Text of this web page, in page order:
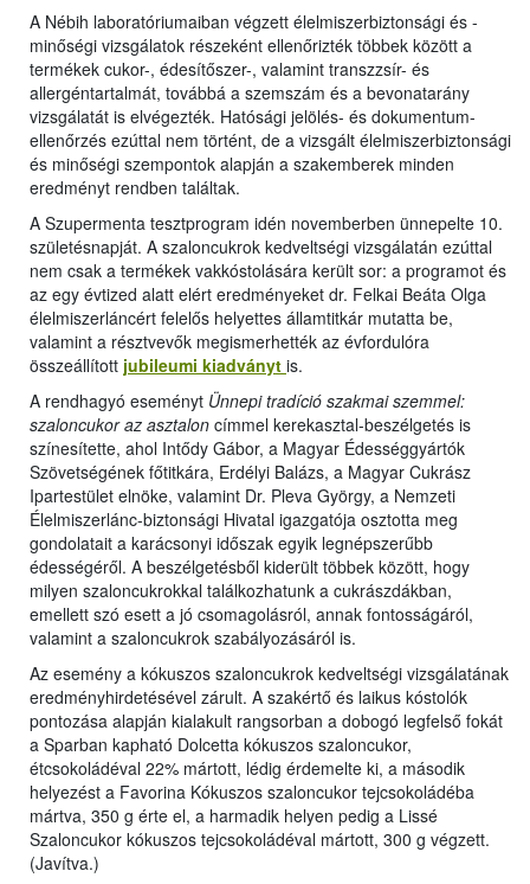
A Nébih laboratóriumaiban végzett élelmiszerbiztonsági és -
minőségi vizsgálatok részeként ellenőrizték többek között a
termékek cukor-, édesítőszer-, valamint transzzsír- és
allergéntartalmát, továbbá a szemszám és a bevonatarány
vizsgálatát is elvégezték. Hatósági jelölés- és dokumentum-
ellenőrzés ezúttal nem történt, de a vizsgált élelmiszerbiztonsági
és minőségi szempontok alapján a szakemberek minden
eredményt rendben találtak.
A Szupermenta tesztprogram idén novemberben ünnepelte 10.
születésnapját. A szaloncukrok kedveltségi vizsgálatán ezúttal
nem csak a termékek vakkóstolására került sor: a programot és
az egy évtized alatt elért eredményeket dr. Felkai Beáta Olga
élelmiszerláncért felelős helyettes államtitkár mutatta be,
valamint a résztvevők megismerhették az évfordulóra
összeállított jubileumi kiadványt is.
A rendhagyó eseményt Ünnepi tradíció szakmai szemmel:
szaloncukor az asztalon címmel kerekasztal-beszélgetés is
színesítette, ahol Intődy Gábor, a Magyar Édességgyártók
Szövetségének főtitkára, Erdélyi Balázs, a Magyar Cukrász
Ipartestület elnöke, valamint Dr. Pleva György, a Nemzeti
Élelmiszerlánc-biztonsági Hivatal igazgatója osztotta meg
gondolatait a karácsonyi időszak egyik legnépszerűbb
édességéről. A beszélgetésből kiderült többek között, hogy
milyen szaloncukrokkal találkozhatunk a cukrászdákban,
emellett szó esett a jó csomagolásról, annak fontosságáról,
valamint a szaloncukrok szabályozásáról is.
Az esemény a kókuszos szaloncukrok kedveltségi vizsgálatának
eredményhirdetésével zárult. A szakértő és laikus kóstolók
pontozása alapján kialakult rangsorban a dobogó legfelső fokát
a Sparban kapható Dolcetta kókuszos szaloncukor,
étcsokoládéval 22% mártott, lédig érdemelte ki, a második
helyezést a Favorina Kókuszos szaloncukor tejcsokoládéba
mártva, 350 g érte el, a harmadik helyen pedig a Lissé
Szaloncukor kókuszos tejcsokoládéval mártott, 300 g végzett.
(Javítva.)